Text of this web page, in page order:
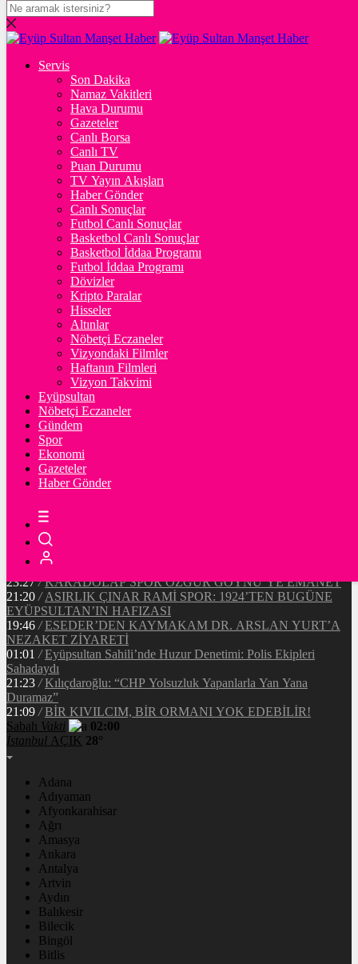
DOLAR
47,6841$% 0.11
EURO
% -0.02
STERLİN
% 0.07
GRAM ALTIN
%0,56
%0,49
BİTCOİN
ETHEREUM
TETHER
Servis
Son Dakika
Namaz Vakitleri
Hava Durumu
Gazeteler
Canlı Borsa
Canlı TV
Puan Durumu
TV Yayın Akışları
Haber Gönder
Canlı Sonuçlar
Futbol Canlı Sonuçlar
Basketbol Canlı Sonuçlar
Basketbol İddaa Programı
Futbol İddaa Programı
Dövizler
Kripto Paralar
Hisseler
Altınlar
Nöbetçi Eczaneler
Vizyondaki Filmler
Haftanın Filmleri
Vizyon Takvimi
Eyüpsultan
Nöbetçi Eczaneler
Gündem
Spor
Ekonomi
Gazeteler
Haber Gönder
20:37 / CHP EYÜPSULTAN İLÇE ÖRGÜTÜ ÜYELERİ
/ MHP EYÜPSULTAN TEŞKİLATI’NIN ACI GÜNÜ
13:33
/ BAŞKAN DR. MİTHAT BÜLENT ÖZMEN’DEN
KAMUOYUNA AÇIKLAMA
Makyaj Sanatçısı Uzay Damla Yıldız, Uluslararası
Başarılarıyla Türkiye’yi Temsil Ediyor
23:27 / KARADOLAP SPOR ÖZGÜR GÖYNÜ’YE EMANET
21:20 / ASIRLIK ÇINAR RAMİ SPOR: 1924’TEN BUGÜNE
EYÜPSULTAN’IN HAFIZASI
19:46 / ESEDER’DEN KAYMAKAM DR. ARSLAN YURT’A
NEZAKET ZİYARETİ
01:01 / Eyüpsultan Sahili’nde Huzur Denetimi: Polis Ekipleri
Sahadaydı
21:23 / Kılıçdaroğlu: “CHP Yolsuzluk Yapanlarla Yan Yana
Duramaz”
21:09 / BİR KIVILCIM, BİR ORMANI YOK EDEBİLİR!
Sabah Vakti
02:00
İstanbul AÇIK 28°
Adana
Adıyaman
Afyonkarahisar
Ağrı
Amasya
Ankara
Antalya
Artvin
Aydın
Balıkesir
Bilecik
Bingöl
Bitlis